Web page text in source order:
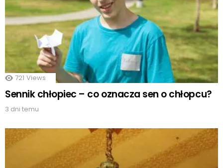
721 Views
Sennik chłopiec – co oznacza sen o chłopcu?
3 dni temu